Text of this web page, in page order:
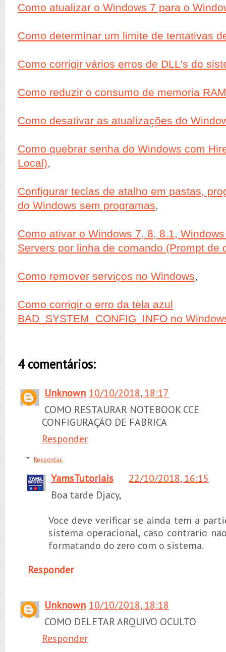
Como atualizar o Windows 7 para o
Como determinar um limite de tentativas
Como corrigir vários erros de DLL's do
Como reduzir o consumo de memoria
Como desativar as atualizações do
Como quebrar senha do Windows com
Local),
Configurar teclas de atalho em pastas,
do Windows sem programas,
Como ativar o Windows 7, 8, 8.1,
Servers por linha de comando (Prompt de
Como remover serviços no Windows,
Como corrigir o erro da tela azul
BAD_SYSTEM_CONFIG_INFO no
4 comentários:
Unknown 10/10/2018, 18:17
COMO RESTAURAR NOTEBOOK CCE
CONFIGURAÇÃO DE FABRICA
Responder
Respostas
YamsTutoriais
22/10/2018, 16:15
Boa tarde Djacy,
Voce deve verificar se ainda tem a
sistema operacional, caso contrario
formatando do zero com o sistema.
Responder
Unknown 10/10/2018, 18:18
COMO DELETAR ARQUIVO OCULTO
Responder